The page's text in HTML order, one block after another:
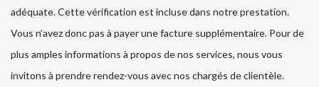
adéquate. Cette vérification est incluse dans notre prestation.
Vous n’avez donc pas à payer une facture supplémentaire. Pour de
plus amples informations à propos de nos services, nous vous
invitons à prendre rendez-vous avec nos chargés de clientèle.